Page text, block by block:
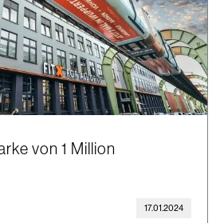
von 1 Million
17.01.2024